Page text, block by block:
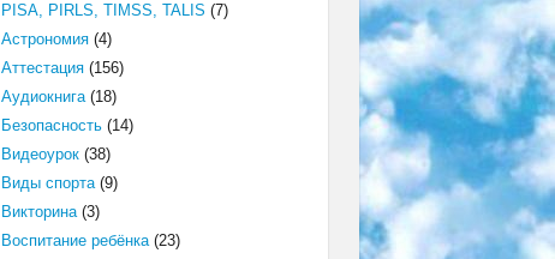
PISA, PIRLS, TIMSS, TALIS (7)
Астрономия(4)
Аттестация(156)
Аудиокнига(18)
Безопасность(14)
Видеоурок(38)
Виды спорта(9)
Викторина(3)
Воспитание ребёнка(23)